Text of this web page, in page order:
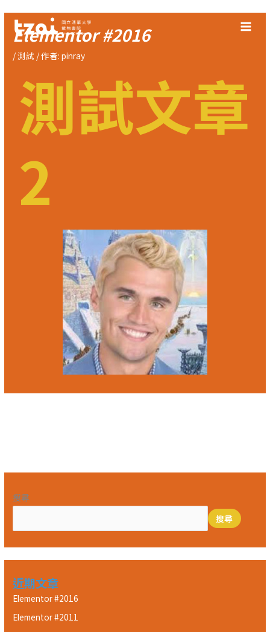
Elementor #2016
/測試 / 作者:pinray
測試文章
2
搜尋
搜尋
近期文章
Elementor #2016
Elementor #2011